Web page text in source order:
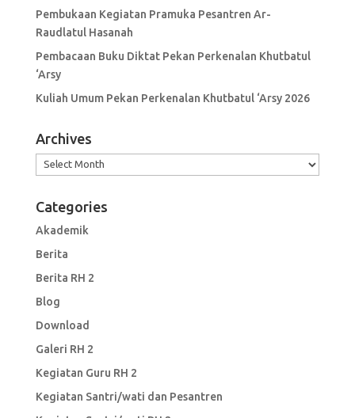
Pembukaan Kegiatan Pramuka Pesantren Ar-
Raudlatul Hasanah
Pembacaan Buku Diktat Pekan Perkenalan Khutbatul
‘Arsy
Kuliah Umum Pekan Perkenalan Khutbatul ‘Arsy 2026
Archives
Archives
Categories
Akademik
Berita
Berita RH 2
Blog
Download
Galeri RH 2
Kegiatan Guru RH 2
Kegiatan Santri/wati dan Pesantren